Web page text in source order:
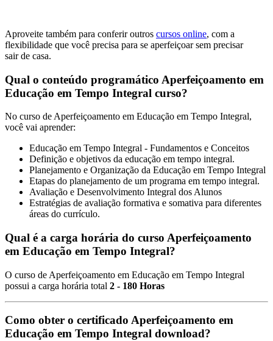
Aproveite também para conferir outros cursos online, com a
flexibilidade que você precisa para se aperfeiçoar sem precisar
sair de casa.
Qual o conteúdo programático Aperfeiçoamento em
Educação em Tempo Integral curso?
No curso de Aperfeiçoamento em Educação em Tempo Integral,
você vai aprender:
Educação em Tempo Integral - Fundamentos e Conceitos
Definição e objetivos da educação em tempo integral.
Planejamento e Organização da Educação em Tempo Integral
Etapas do planejamento de um programa em tempo integral.
Avaliação e Desenvolvimento Integral dos Alunos
Estratégias de avaliação formativa e somativa para diferentes
áreas do currículo.
Qual é a carga horária do curso Aperfeiçoamento
em Educação em Tempo Integral?
O curso de Aperfeiçoamento em Educação em Tempo Integral
possui a carga horária total 2 - 180 Horas
Como obter o certificado Aperfeiçoamento em
Educação em Tempo Integral download?